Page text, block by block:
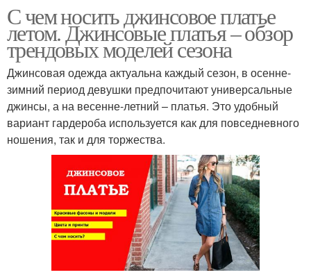
С чем носить джинсовое платье
летом. Джинсовые платья – обзор
трендовых моделей сезона
Джинсовая одежда актуальна каждый сезон, в осенне-
зимний период девушки предпочитают универсальные
джинсы, а на весенне-летний – платья. Это удобный
вариант гардероба используется как для повседневного
ношения, так и для торжества.